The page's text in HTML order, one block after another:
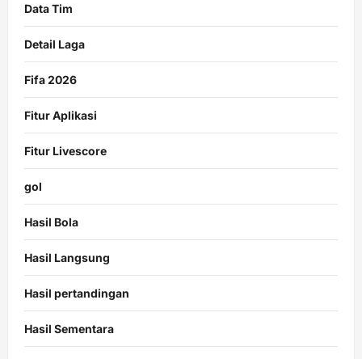
Data Tim
Detail Laga
Fifa 2026
Fitur Aplikasi
Fitur Livescore
gol
Hasil Bola
Hasil Langsung
Hasil pertandingan
Hasil Sementara